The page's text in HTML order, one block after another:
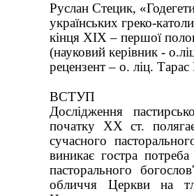
Руслан Стецик,
українських греко-
кінця ХІХ – першої
(науковий керівник -
рецензент – о. ліц.
ВСТУП
Дослідження
початку ХХ ст.
сучасного
виникає гостра
пасторального
обличчя Церкви на